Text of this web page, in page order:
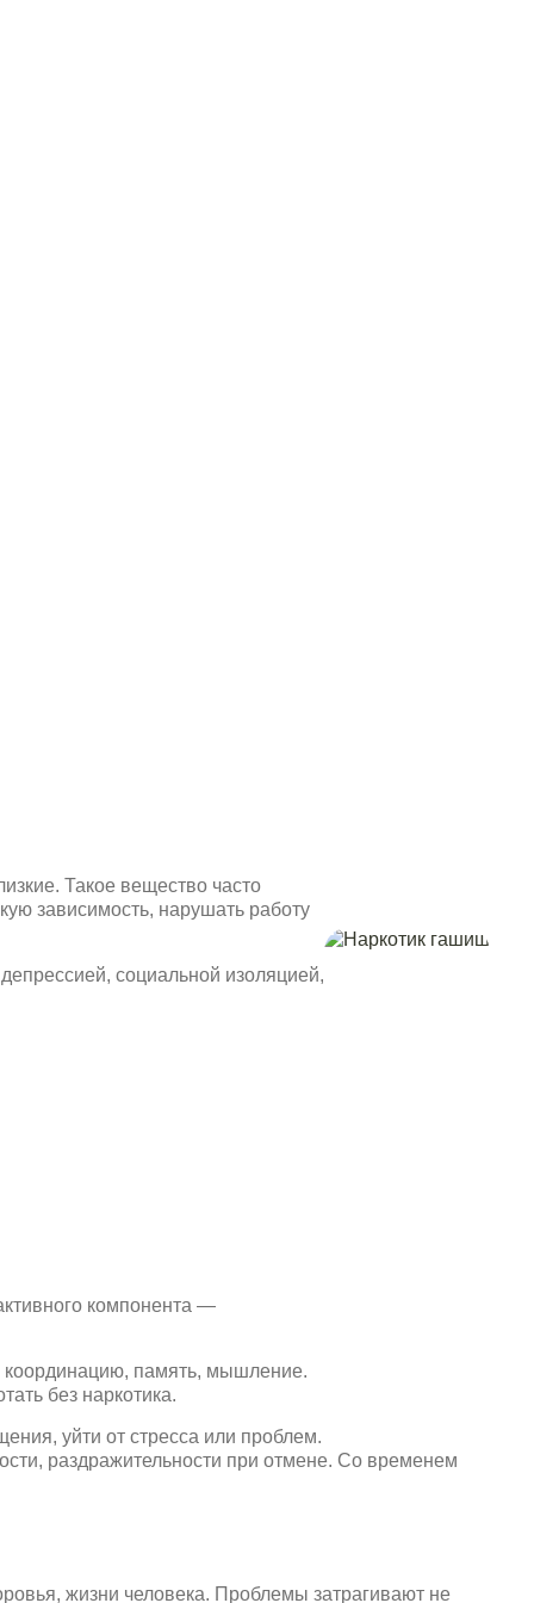
Такое вещество часто
зависимость, нарушать работу
социальной изоляцией,
компонента —
координацию, память, мышление.
без наркотика.
уйти от стресса или проблем.
раздражительности при отмене. Со временем
жизни человека. Проблемы затрагивают не